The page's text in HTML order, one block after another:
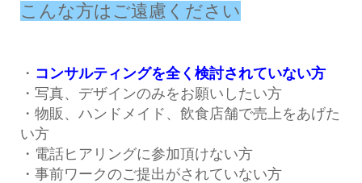
こんな方はご遠慮ください
・ コンサルティングを全く検討されていない方
・写真、デザインのみをお願いしたい方
・物販、ハンドメイド、飲食店舗で売上をあげた
い方
・電話ヒアリングに参加頂けない方
・事前ワークのご提出がされていない方